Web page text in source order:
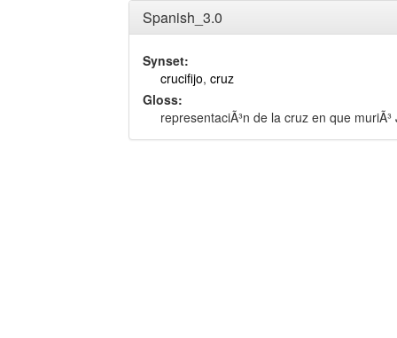
Spanish_3.0
Synset:
crucifijo, cruz
Gloss:
representaciÃ³n de la cruz en que muriÃ³